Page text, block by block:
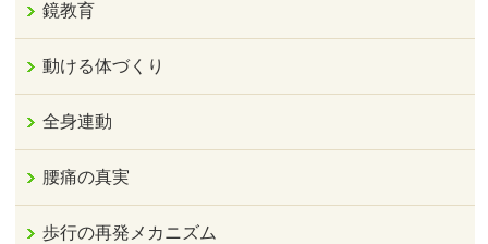
鏡教育
動ける体づくり
全身連動
腰痛の真実
歩行の再発メカニズム